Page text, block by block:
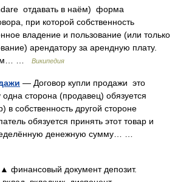
отдавать в наём) форма
при которой собственность
владение и пользование (или только
арендатору за арендную плату.
…
Википедия
— Договор купли продажи это
одна сторона (продавец) обязуется
в собственность другой стороне
обязуется принять этот товар и
денежную сумму… …
финансовый документ депозит.